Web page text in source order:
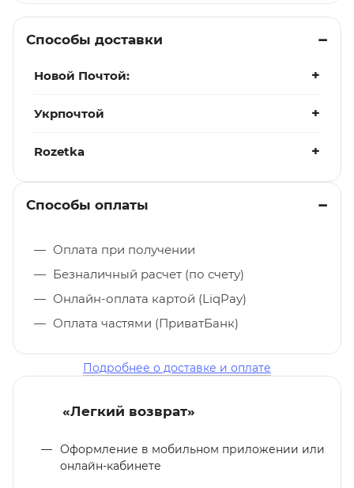
Способы доставки
Новой Почтой:
Укрпочтой
Rozetka
Способы оплаты
Оплата при получении
Безналичный расчет (по счету)
Онлайн-оплата картой (LiqPay)
Оплата частями (ПриватБанк)
Подробнее о доставке и оплате
«Легкий возврат»
Оформление в мобильном приложении или
онлайн-кабинете